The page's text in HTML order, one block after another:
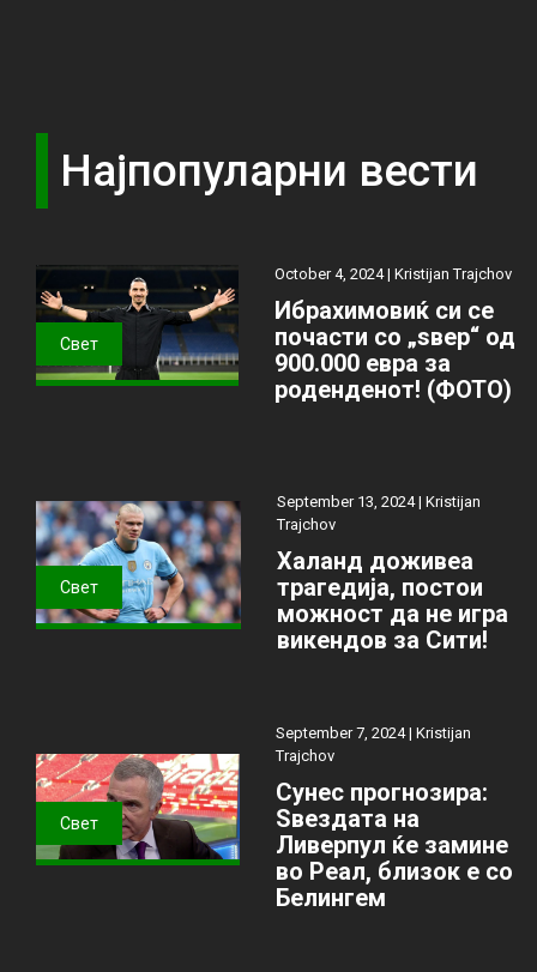
Најпопуларни вести
Свет
October 4, 2024 |Kristijan Trajchov
Ибрахимовиќ си се
почасти со „ѕвер“ од
900.000 евра за
роденденот! (ФОТО)
Свет
September 13, 2024 | Kristijan
Trajchov
Халанд доживеа
трагедија, постои
можност да не игра
викендов за Сити!
Свет
September 7, 2024 | Kristijan
Trajchov
Сунес прогнозира:
Ѕвездата на
Ливерпул ќе замине
во Реал, близок е со
Белингем